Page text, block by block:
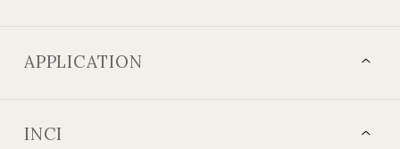
APPLICATION
INCI